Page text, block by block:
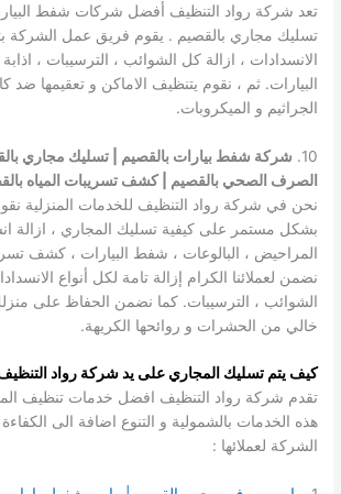
تعد شركة رواد التنظيف أفضل شركات شفط
تسليك مجاري بالقصيم . يقوم فريق عمل الشركة
الانسدادات ، ازالة كل الشوائب ، الترسيبات ،
البيارات. ثم ، نقوم يتنظيف الاماكن و تعقيمها ضد
الجراثيم و الميكروبات.
10.
شركة شفط بيارات بالقصيم | تسليك مجاري
الصرف الصحي بالقصيم | كشف تسريبات المياه
نحن في شركة رواد التنظيف للخدمات المنزلية
بشكل مستمر على كيفية تسليك المجاري ، ازالة
المراحيض ، البالوعات ، شفط البيارات ، كشف
نضمن لعملائنا الكرام إزالة تامة لكل أنواع
الشوائب ، الترسيبات. كما نضمن الحفاظ على
خالي من الحشرات و روائحها الكريهة.
كيف يتم تسليك المجاري على يد شركة رواد
تقدم شركة رواد التنظيف افضل خدمات تنظيف
هذه الخدمات بالشمولية و التنوع اضافة الى الكفاءة
الشركة لعملائها :